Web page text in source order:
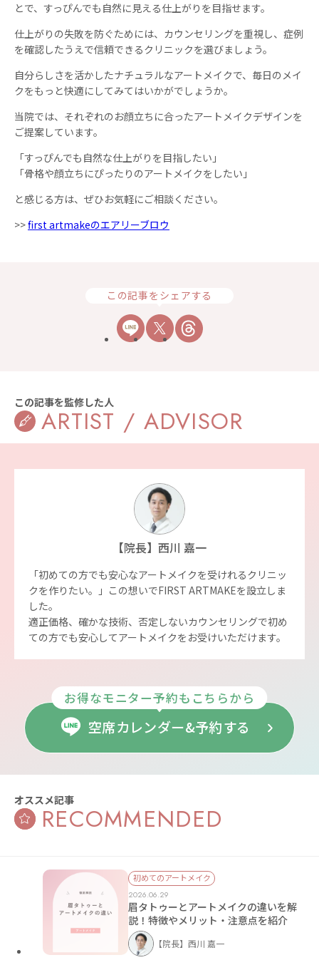
とで、すっぴんでも自然に見える仕上がりを目指せます。
仕上がりの失敗を防ぐためには、カウンセリングを重視し、症例
を確認したうえで信頼できるクリニックを選びましょう。
自分らしさを活かしたナチュラルなアートメイクで、毎日のメイ
クをもっと快適にしてみてはいかがでしょうか。
当院では、それぞれのお顔立ちに合ったアートメイクデザインを
ご提案しています。
「すっぴんでも自然な仕上がりを目指したい」
「骨格や顔立ちにぴったりのアートメイクをしたい」
と感じる方は、ぜひお気軽にご相談ください。
>>first artmakeのエアリーブロウ
この記事をシェアする
この記事を監修した人
ARTIST / ADVISOR
【院長】西川 嘉一
「初めての方でも安心なアートメイクを受けれるクリニッ
クを作りたい。」この想いでFIRST ARTMAKEを設立しま
した。
適正価格、確かな技術、否定しないカウンセリングで初め
ての方でも安心してアートメイクをお受けいただけます。
お得なモニター予約もこちらから
空席カレンダー&予約する
オススメ記事
RECOMMENDED
初めてのアートメイク
2026.06.29
眉タトゥーとアートメイクの違いを解
説！特徴やメリット・注意点を紹介
【院長】西川 嘉一